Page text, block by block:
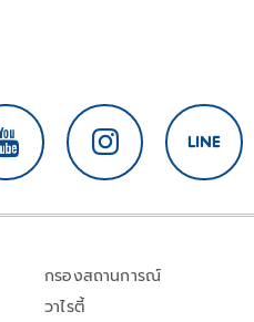
กรองสถานการณ์
วาไรตี้